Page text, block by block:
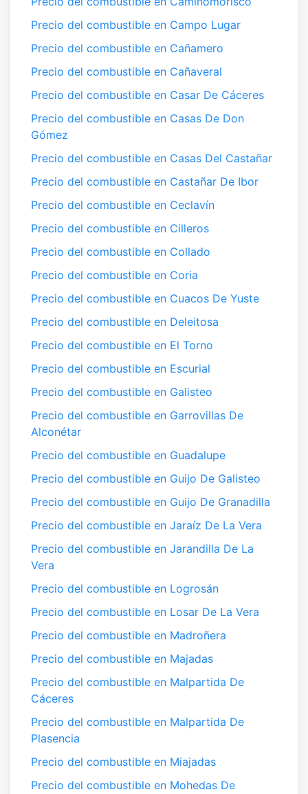
Precio del combustible en Campo Lugar
Precio del combustible en Cañamero
Precio del combustible en Cañaveral
Precio del combustible en Casar De Cáceres
Precio del combustible en Casas De Don
Gómez
Precio del combustible en Casas Del Castañar
Precio del combustible en Castañar De Ibor
Precio del combustible en Ceclavín
Precio del combustible en Cilleros
Precio del combustible en Collado
Precio del combustible en Coria
Precio del combustible en Cuacos De Yuste
Precio del combustible en Deleitosa
Precio del combustible en El Torno
Precio del combustible en Escurial
Precio del combustible en Galisteo
Precio del combustible en Garrovillas De
Alconétar
Precio del combustible en Guadalupe
Precio del combustible en Guijo De Galisteo
Precio del combustible en Guijo De Granadilla
Precio del combustible en Jaraíz De La Vera
Precio del combustible en Jarandilla De La
Vera
Precio del combustible en Logrosán
Precio del combustible en Losar De La Vera
Precio del combustible en Madroñera
Precio del combustible en Majadas
Precio del combustible en Malpartida De
Cáceres
Precio del combustible en Malpartida De
Plasencia
Precio del combustible en Miajadas
Precio del combustible en Mohedas De